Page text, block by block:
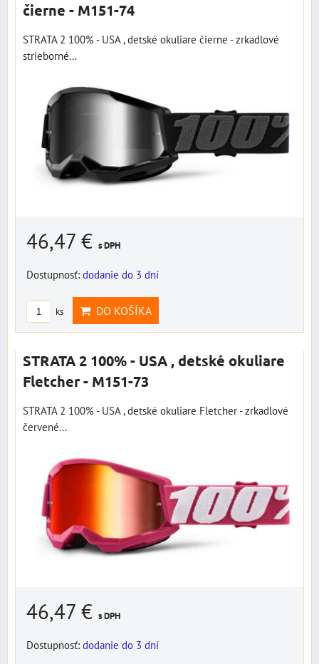
čierne - M151-74
STRATA 2 100% - USA , detské okuliare čierne - zrkadlové
strieborné...
46,47 € s DPH
Dostupnosť: dodanie do 3 dní
ks DO KOŠÍKA
STRATA 2 100% - USA , detské okuliare
Fletcher - M151-73
STRATA 2 100% - USA , detské okuliare Fletcher - zrkadlové
červené...
46,47 € s DPH
Dostupnosť: dodanie do 3 dní